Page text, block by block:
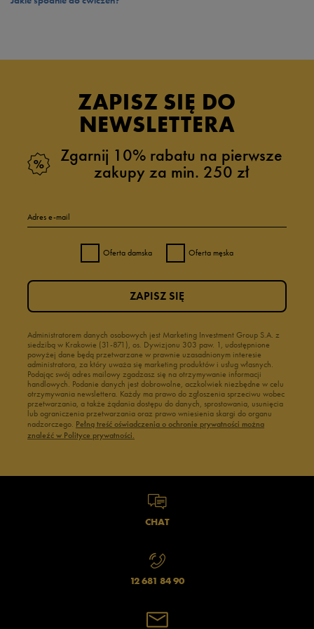
ZAPISZ SIĘ DO
NEWSLETTERA
Zgarnij 10% rabatu na pierwsze
zakupy za min. 250 zł
Adres e-mail
Oferta damska Oferta męska
Administratorem danych osobowych jest Marketing Investment Group S.A. z
siedzibą w Krakowie (31-871), os. Dywizjonu 303 paw. 1, udostępnione
powyżej dane będą przetwarzane w prawnie uzasadnionym interesie
administratora, za który uważa się marketing produktów i usług własnych.
Podając swój adres mailowy zgadzasz się na otrzymywanie informacji
handlowych. Podanie danych jest dobrowolne, aczkolwiek niezbędne w celu
otrzymywania newslettera. Każdy ma prawo do zgłoszenia sprzeciwu wobec
przetwarzania, a także żądania dostępu do danych, sprostowania, usunięcia
lub ograniczenia przetwarzania oraz prawo wniesienia skargi do organu
nadzorczego. Pełną treść oświadczenia o ochronie prywatności można
znaleźć w Polityce prywatności.
ZAPISZ SIĘ
CHAT
12 681 84 90